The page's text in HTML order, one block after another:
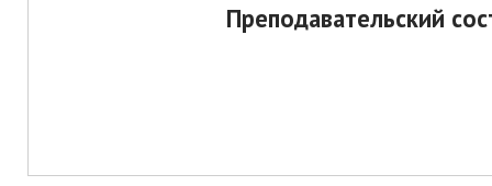
Преподавательский